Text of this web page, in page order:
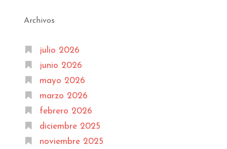
Archivos
julio 2026
junio 2026
mayo 2026
marzo 2026
febrero 2026
diciembre 2025
noviembre 2025